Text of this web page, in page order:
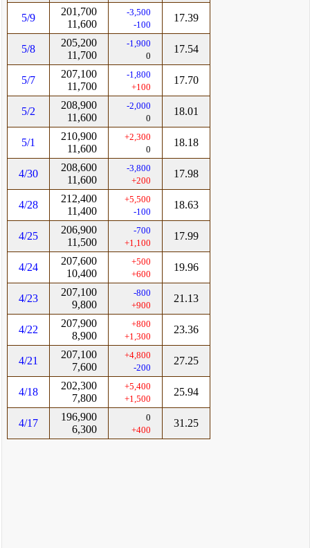
5/9
201,700
11,600
-3,500
-100
17.39
5/8
205,200
11,700
-1,900
0
17.54
5/7
207,100
11,700
-1,800
+100
17.70
5/2
208,900
11,600
-2,000
0
18.01
5/1
210,900
11,600
+2,300
0
18.18
4/30
208,600
11,600
-3,800
+200
17.98
4/28
212,400
11,400
+5,500
-100
18.63
4/25
206,900
11,500
-700
+1,100
17.99
4/24
207,600
10,400
+500
+600
19.96
4/23
207,100
9,800
-800
+900
21.13
4/22
207,900
8,900
+800
+1,300
23.36
4/21
207,100
7,600
+4,800
-200
27.25
4/18
202,300
7,800
+5,400
+1,500
25.94
4/17
196,900
6,300
0
+400
31.25